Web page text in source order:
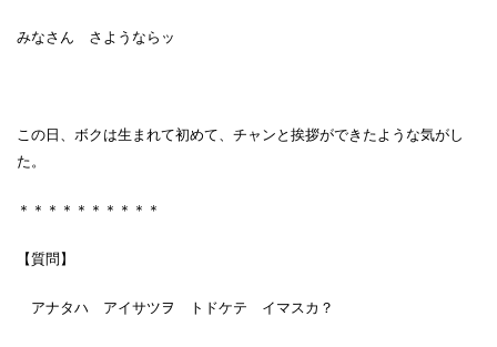
みなさん さようならッ
この日、ボクは生まれて初めて、チャンと挨拶ができたような気がし
た。
＊＊＊＊＊＊＊＊＊＊
【質問】
アナタハ アイサツヲ トドケテ イマスカ？